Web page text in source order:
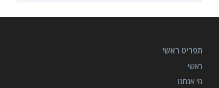
תפריט ראשי
ראשי
מי אנחנו